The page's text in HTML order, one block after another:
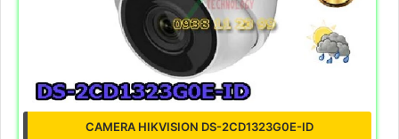
CAMERA HIKVISION DS-2CD1323G0E-ID